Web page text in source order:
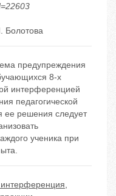
Болотова
предупреждения
8-х
интерференцией
педагогической
ее решения следует
ученика при
,